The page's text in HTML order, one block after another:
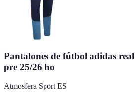
Pantalones de fútbol adidas
pre 25/26 ho
Atmosfera Sport ES